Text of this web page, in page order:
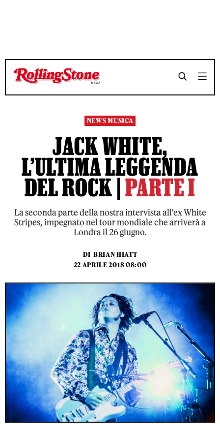
TEMPO DI LETTURA 13 MINUTI SHARE
TEMPO DI LETTURA 13 MINUTI SHARE
NEWS MUSICA
JACK WHITE,
L’ULTIMA LEGGENDA
DEL ROCK |PARTE I
La seconda parte della nostra intervista all'ex White
Stripes, impegnato nel tour mondiale che arriverà a
Londra il 26 giugno.
DI BRIAN HIATT
22 APRILE 2018 08:00